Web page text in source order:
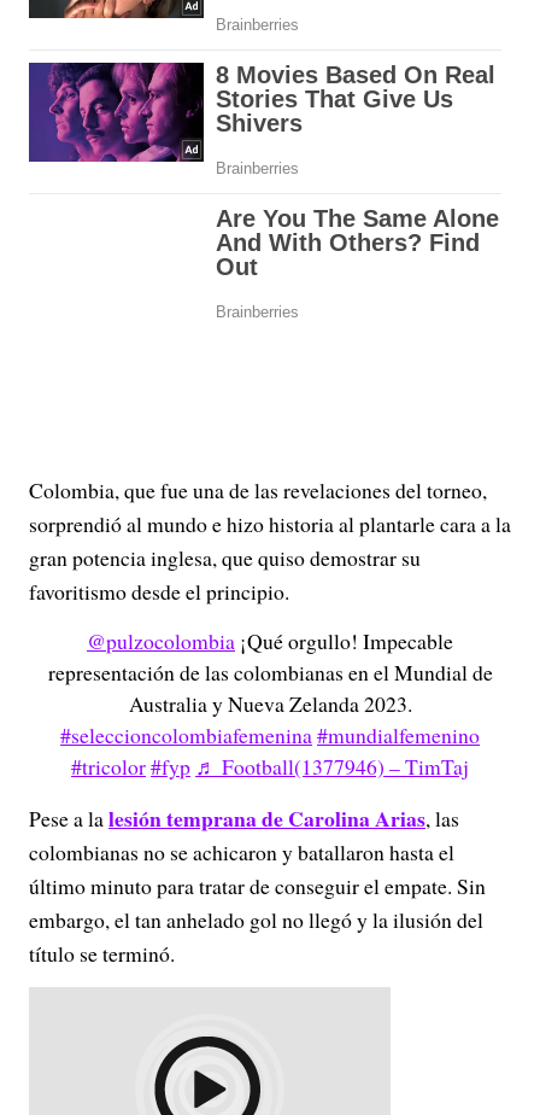
Colombia, que fue una de las revelaciones del torneo,
sorprendió al mundo e hizo historia al plantarle cara a la
gran potencia inglesa, que quiso demostrar su
favoritismo desde el principio.
@pulzocolombia ¡Qué orgullo! Impecable
representación de las colombianas en el Mundial de
Australia y Nueva Zelanda 2023.
#seleccioncolombiafemenina#mundialfemenino
#tricolor#fyp ♬ Football(1377946) – TimTaj
Pese a lalesión temprana de Carolina Arias, las
colombianas no se achicaron y batallaron hasta el
último minuto para tratar de conseguir el empate. Sin
embargo, el tan anhelado gol no llegó y la ilusión del
título se terminó.